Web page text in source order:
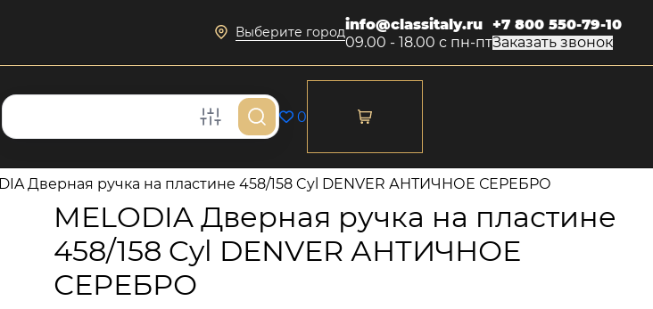
Выберите городinfo@classitaly.ru
09.00 - 18.00 с пн-пт
+7 800 550-79-10
Заказать звонок
0
Дверная ручка на пластине 458/158 Cyl DENVER АНТИЧНОЕ СЕРЕБРО
MELODIA Дверная ручка на пластине
458/158 Cyl DENVER АНТИЧНОЕ
СЕРЕБРО